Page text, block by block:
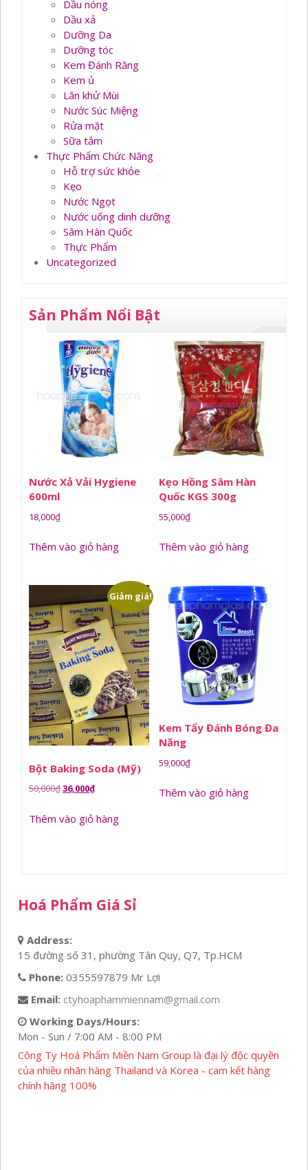
Dầu nóng
Dầu xả
Dưỡng Da
Dưỡng tóc
Kem Đánh Răng
Kem ủ
Lăn khử Mùi
Nước Súc Miệng
Rửa mặt
Sữa tắm
Thực Phẩm Chức Năng
Hỗ trợ sức khỏe
Kẹo
Nước Ngọt
Nước uống dinh dưỡng
Sâm Hàn Quốc
Thực Phẩm
Uncategorized
Sản Phẩm Nổi Bật
Nước Xả Vải Hygiene
600ml
18,000₫
Thêm vào giỏ hàng
Kẹo Hồng Sâm Hàn
Quốc KGS 300g
55,000₫
Thêm vào giỏ hàng
Giảm giá!
Bột Baking Soda (Mỹ)
50,000₫Giá
là:
36,000₫Giá
tại
Thêm vào giỏ hàng
Kem Tẩy Đánh Bóng Đa
Năng
59,000₫
Thêm vào giỏ hàng
Hoá Phẩm Giá Sỉ
Address:
15 đường số 31, phường Tân Quy, Q7, Tp.HCM
Phone: 0355597879 Mr Lợi
Email: ctyhoaphammiennam@gmail.com
Working Days/Hours:
Mon - Sun / 7:00 AM - 8:00 PM
Công Ty Hoá Phẩm Miền Nam Group là đại lý độc quyền
của nhiều nhãn hàng Thailand và Korea - cam kết hàng
chính hãng 100%